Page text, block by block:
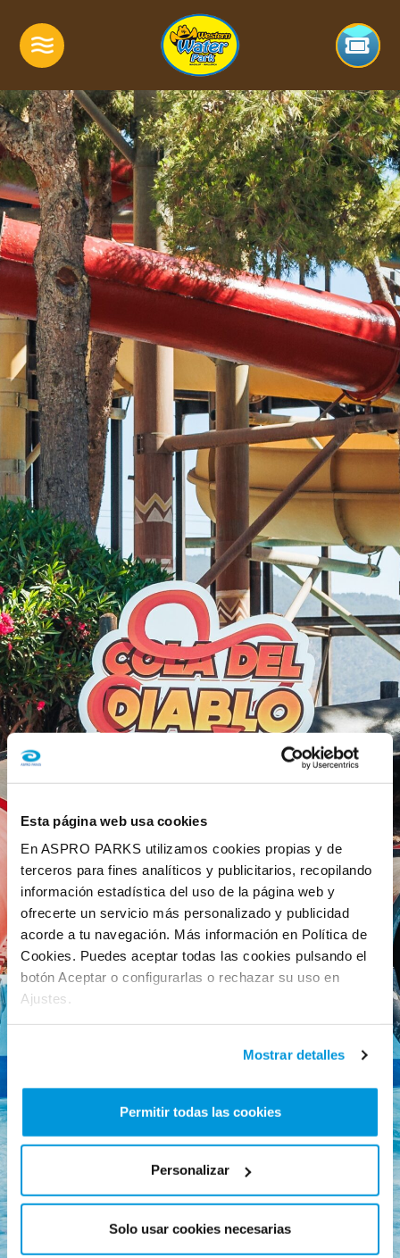
Esta página web usa cookies
En ASPRO PARKS utilizamos cookies propias y de
terceros para fines analíticos y publicitarios, recopilando
información estadística del uso de la página web y
ofrecerte un servicio más personalizado y publicidad
acorde a tu navegación. Más información en Política de
Cookies. Puedes aceptar todas las cookies pulsando el
botón Aceptar o configurarlas o rechazar su uso en
Ajustes.
Mostrar detalles
Permitir todas las cookies
Personalizar
Solo usar cookies necesarias